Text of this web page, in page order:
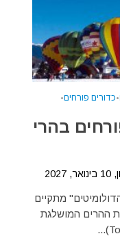
•כדורים פורחים•
בהרי
מתקיים
ההרים המושלגת